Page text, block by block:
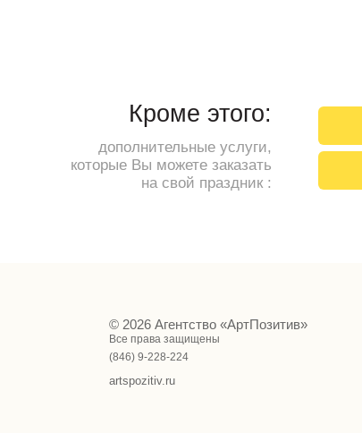
Кроме этого:
дополнительные услуги,
которые Вы можете заказать
на свой праздник :
© 2026 Агентство «АртПозитив»
Все права защищены
(846) 9-228-224
artspozitiv.ru